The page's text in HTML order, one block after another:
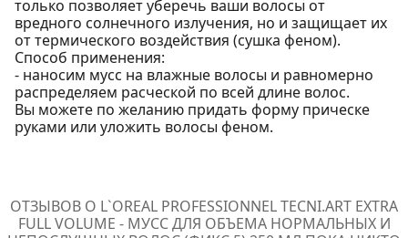
только позволяет уберечь ваши волосы от
вредного солнечного излучения, но и защищает их
от термического воздействия (сушка феном).
Способ применения:
- наносим мусс на влажные волосы и равномерно
распределяем расческой по всей длине волос.
Вы можете по желанию придать форму прическе
руками или уложить волосы феном.
ОТЗЫВОВ О L`OREAL PROFESSIONNEL TECNI.ART EXTRA
FULL VOLUME - МУСС ДЛЯ ОБЪЕМА НОРМАЛЬНЫХ И